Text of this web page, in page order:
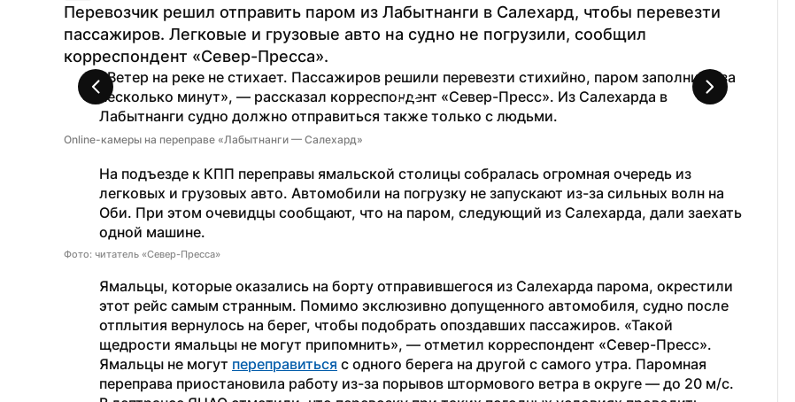
Перевозчик решил отправить паром из Лабытнанги в Салехард, чтобы перевезти
пассажиров. Легковые и грузовые авто на судно не погрузили, сообщил
корреспондент «Север-Пресса».
«Ветер на реке не стихает. Пассажиров решили перевезти стихийно, паром заполнили за
несколько минут», — рассказал корреспондент «Север-Пресс». Из Салехарда в
Лабытнанги судно должно отправиться также только с людьми.
1 / 2
Online-камеры на переправе «Лабытнанги — Салехард»
На подъезде к КПП переправы ямальской столицы собралась огромная очередь из
легковых и грузовых авто. Автомобили на погрузку не запускают из-за сильных волн на
Оби. При этом очевидцы сообщают, что на паром, следующий из Салехарда, дали заехать
одной машине.
Фото: читатель «Север-Пресса»
Ямальцы, которые оказались на борту отправившегося из Салехарда парома, окрестили
этот рейс самым странным. Помимо экслюзивно допущенного автомобиля, судно после
отплытия вернулось на берег, чтобы подобрать опоздавших пассажиров. «Такой
щедрости ямальцы не могут припомнить», — отметил корреспондент «Север-Пресс».
Ямальцы не могут переправиться с одного берега на другой с самого утра. Паромная
переправа приостановила работу из-за порывов штормового ветра в округе — до 20 м/с.